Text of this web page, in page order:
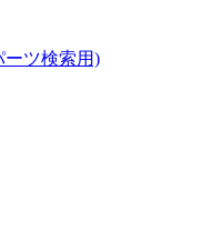
ーツ検索用)